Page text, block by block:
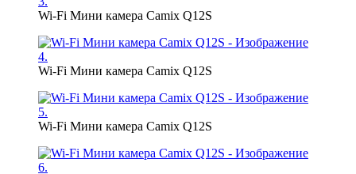
Wi-Fi Мини камера Camix Q12S
Wi-Fi Мини камера Camix Q12S
Wi-Fi Мини камера Camix Q12S